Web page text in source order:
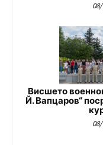
Висшето
Й. Вапцаров“